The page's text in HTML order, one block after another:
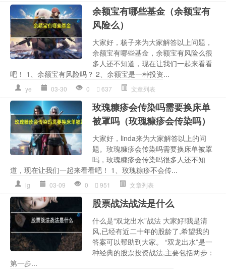
余额宝有哪些基金（余额宝有
风险么）
大家好，杨子来为大家解答以上问题，
余额宝有哪些基金，余额宝有风险么很
多人还不知道，现在让我们一起来看看
吧！ 1、余额宝有风险吗？ 2、余额宝是一种投资...
ye 03-30 0 637 文章列表
玫瑰糠疹会传染吗需要换床单
被罩吗（玫瑰糠疹会传染吗）
大家好，linda来为大家解答以上的问
题。玫瑰糠疹会传染吗需要换床单被罩
吗，玫瑰糠疹会传染吗很多人还不知
道，现在让我们一起来看看吧！ 1、玫瑰糠疹不会传...
lg 03-09 0 951 文章列表
股票战法战法是什么
什么是“双龙出水”战法 大家好!我是清
风,已经有近二十年的股龄了,希望我的
答案可以帮助到大家。 “双龙出水”是一
种经典的股票投资战法,主要包括两步：
第一步...